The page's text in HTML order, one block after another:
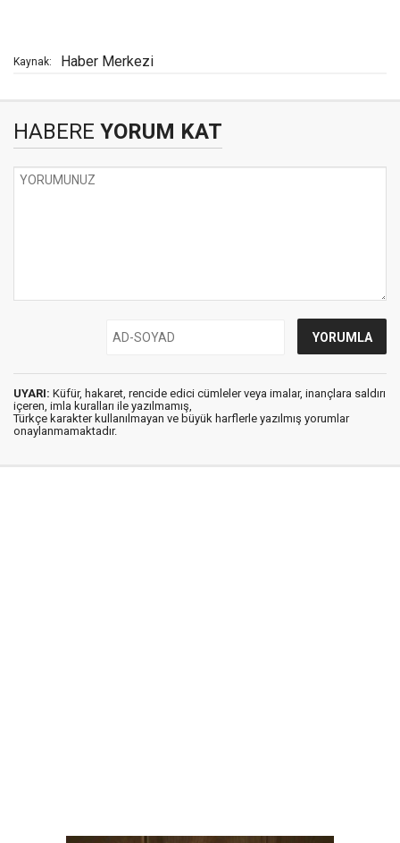
Kaynak: Haber Merkezi
HABERE YORUM KAT
UYARI: Küfür, hakaret, rencide edici cümleler veya imalar, inançlara saldırı
içeren, imla kuralları ile yazılmamış,
Türkçe karakter kullanılmayan ve büyük harflerle yazılmış yorumlar
onaylanmamaktadır.